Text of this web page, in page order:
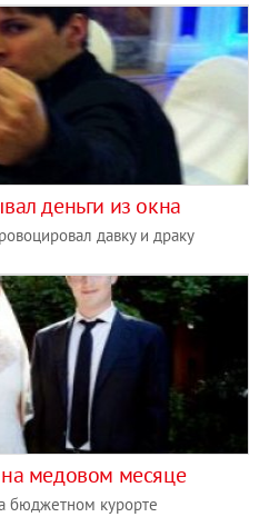
деньги из окна
давку и драку
медовом месяце
бюджетном курорте